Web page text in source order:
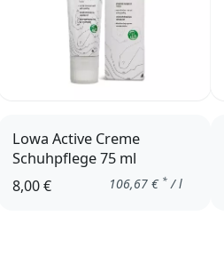
Lowa Active Creme
Schuhpflege 75 ml
8,00 €
106,67 € * / l